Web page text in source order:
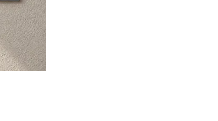
Briefkastenschilder